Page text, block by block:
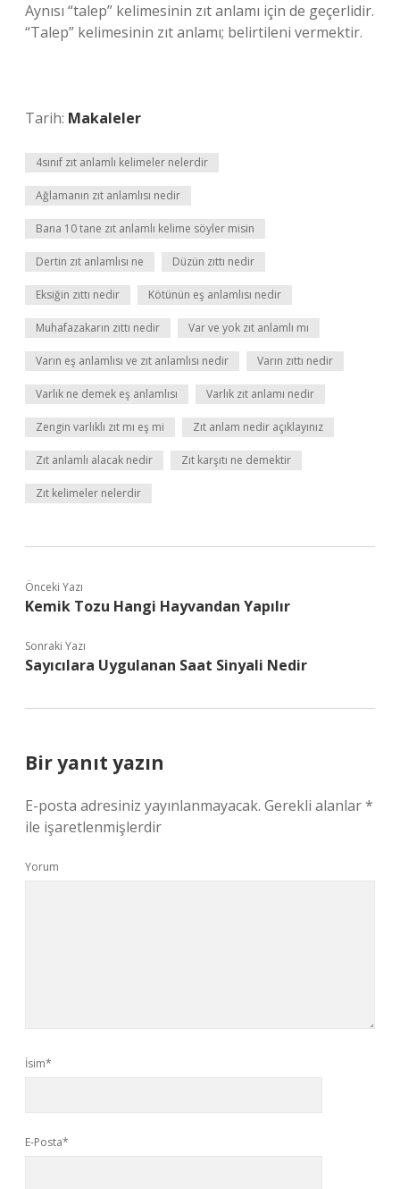
Aynısı “talep” kelimesinin zıt anlamı için de geçerlidir.
“Talep” kelimesinin zıt anlamı; belirtileni vermektir.
Tarih: Makaleler
4sınıf zıt anlamlı kelimeler nelerdir
Ağlamanın zıt anlamlısı nedir
Bana 10 tane zıt anlamlı kelime söyler misin
Dertin zıt anlamlısı ne Düzün zıttı nedir
Eksiğin zıttı nedir Kötünün eş anlamlısı nedir
Muhafazakarın zıttı nedir Var ve yok zıt anlamlı mı
Varın eş anlamlısı ve zıt anlamlısı nedir Varın zıttı nedir
Varlık ne demek eş anlamlısı Varlık zıt anlamı nedir
Zengin varlıklı zıt mı eş mi Zıt anlam nedir açıklayınız
Zıt anlamlı alacak nedir Zıt karşıtı ne demektir
Zıt kelimeler nelerdir
Önceki Yazı
Kemik Tozu Hangi Hayvandan Yapılır
Sonraki Yazı
Sayıcılara Uygulanan Saat Sinyali Nedir
Bir yanıt yazın
E-posta adresiniz yayınlanmayacak. Gerekli alanlar*
ile işaretlenmişlerdir
Yorum
İsim*
E-Posta*